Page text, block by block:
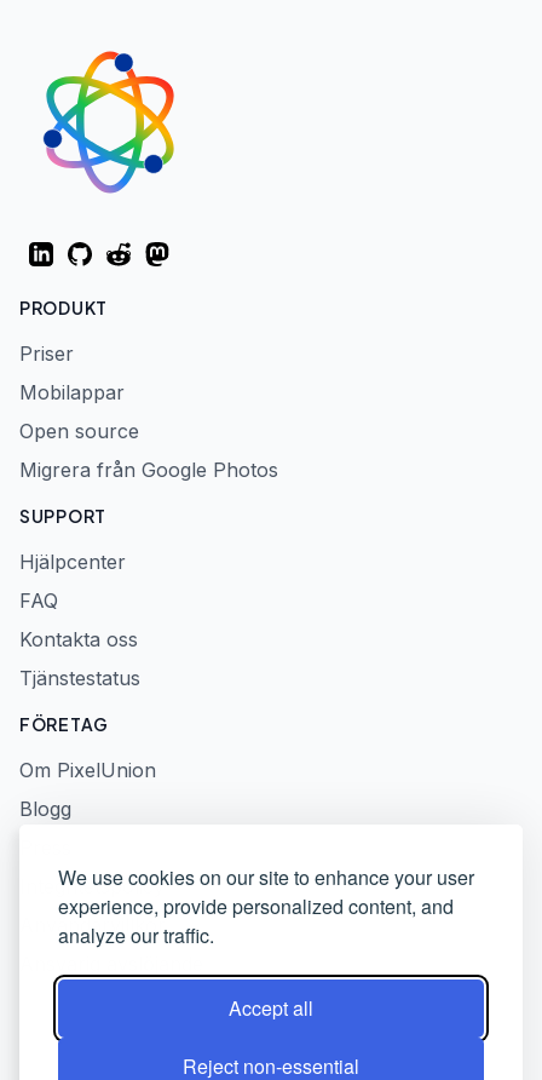
We use cookies on our site to enhance your user
experience, provide personalized content, and
analyze our traffic.
Accept all
Reject non-essential
LinkedInGitHubRedditMastodon
PRODUKT
Priser
Mobilappar
Open source
Migrera från Google Photos
SUPPORT
Hjälpcenter
FAQ
Kontakta oss
Tjänstestatus
FÖRETAG
Om PixelUnion
Blogg
Integritetspolicy
Användarvillkor